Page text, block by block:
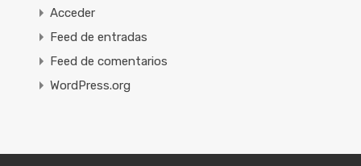
Acceder
Feed de entradas
Feed de comentarios
WordPress.org